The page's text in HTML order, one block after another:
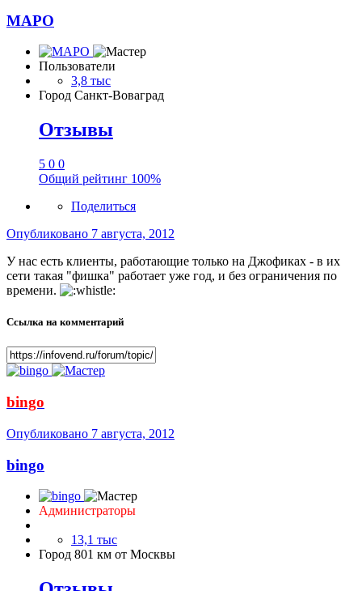
МАРО
Пользователи
3,8 тыс
Город Санкт-Воваград
Отзывы
5 0 0
Общий рейтинг 100%
Поделиться
Опубликовано 7 августа, 2012
У нас есть клиенты, работающие только на Джофиках - в их
сети такая "фишка" работает уже год, и без ограничения по
времени.
Ссылка на комментарий
bingo
Опубликовано 7 августа, 2012
bingo
Администраторы
13,1 тыс
Город 801 км от Москвы